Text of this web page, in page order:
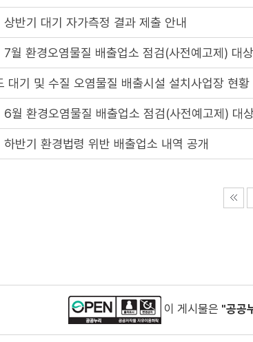
반기 대기 자가측정 결과 제출 안내
월 환경오염물질 배출업소 점검(사전예고제) 대
대기 및 수질 오염물질 배출시설 설치사업장 현황
월 환경오염물질 배출업소 점검(사전예고제) 대
반기 환경법령 위반 배출업소 내역 공개
이 게시물은 "공공